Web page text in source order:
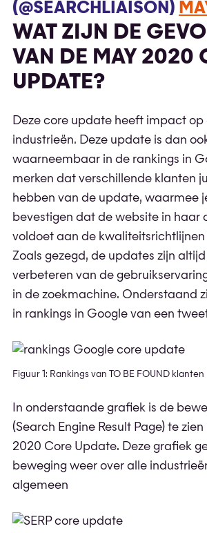
(@SEARCHLIAISON)
WAT ZIJN DE
VAN DE MAY 2020
UPDATE?
Deze core update heeft impact op
industrieën. Deze update is dan
waarneembaar in de rankings in
merken dat verschillende klanten
hebben van de update, waarmee
bevestigen dat de website in haar
voldoet aan de kwaliteitsrichtlijnen
Zoals gezegd, de updates zijn
verbeteren van de
in de zoekmachine. Onderstaand
in rankings in Google van een
Figuur 1: Rankings van TO BE FOUND
In onderstaande grafiek is de
(Search Engine Result Page) te
2020 Core Update. Deze grafiek
beweging weer over alle
algemeen